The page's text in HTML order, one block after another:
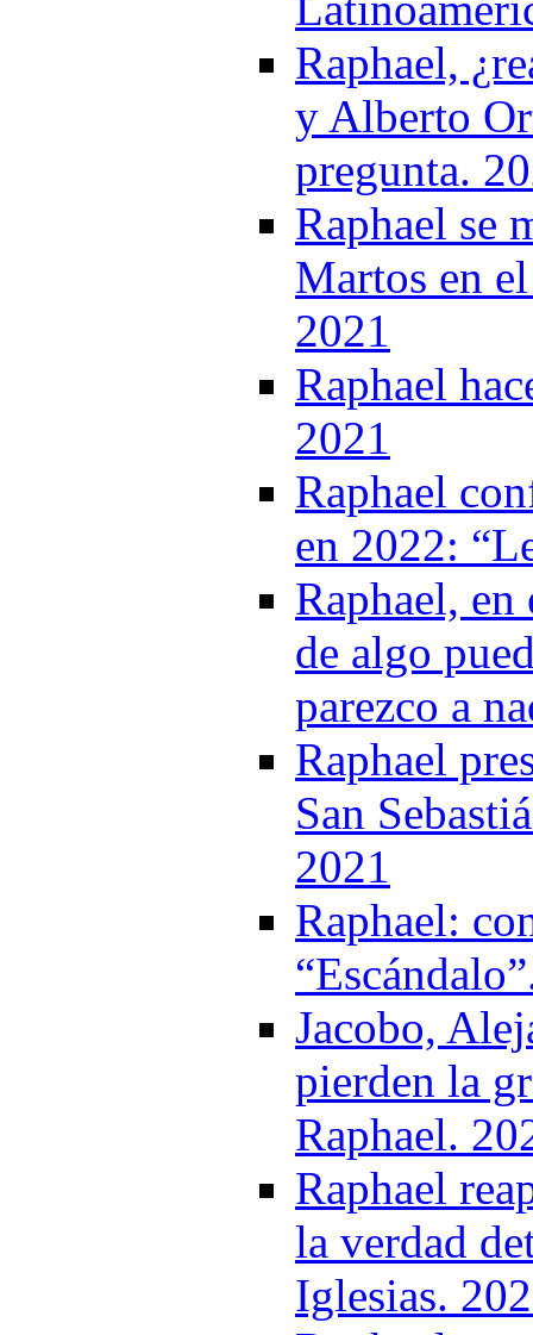
Raphael,
y Alberto
pregunta.
Raphael se
Martos en
2021
Raphael
2021
Raphael
en 2022:
Raphael,
de algo
parezco a
Raphael
San
2021
Raphael:
Jacobo,
pierden la
Raphael.
Raphael
la verdad
Iglesias.